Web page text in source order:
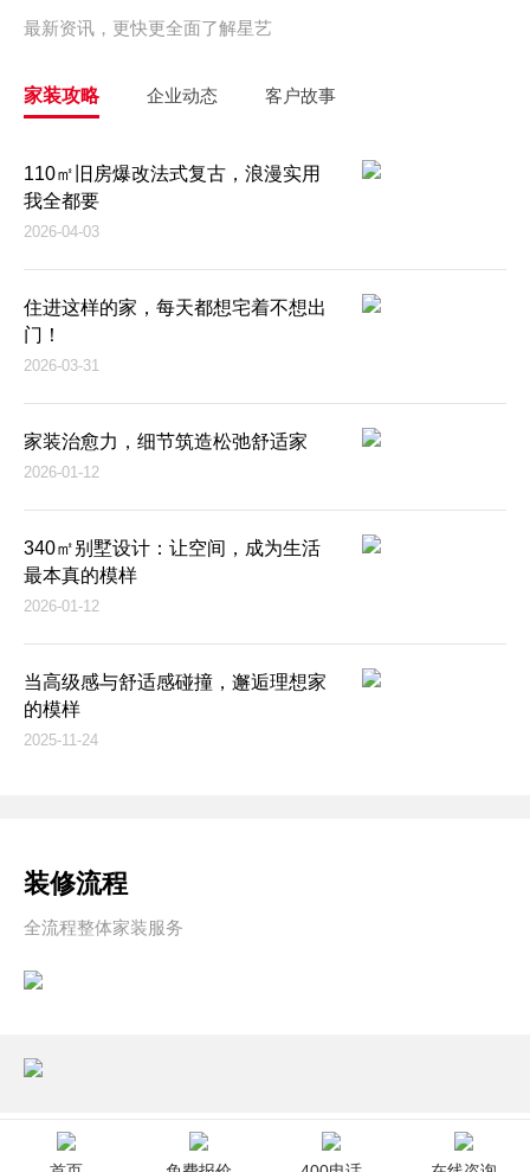
最新资讯，更快更全面了解星艺
家装攻略 企业动态 客户故事
110㎡旧房爆改法式复古，浪漫实用
我全都要
2026-04-03
住进这样的家，每天都想宅着不想出
门！
2026-03-31
家装治愈力，细节筑造松弛舒适家
2026-01-12
340㎡别墅设计：让空间，成为生活
最本真的模样
2026-01-12
当高级感与舒适感碰撞，邂逅理想家
的模样
2025-11-24
装修流程
全流程整体家装服务